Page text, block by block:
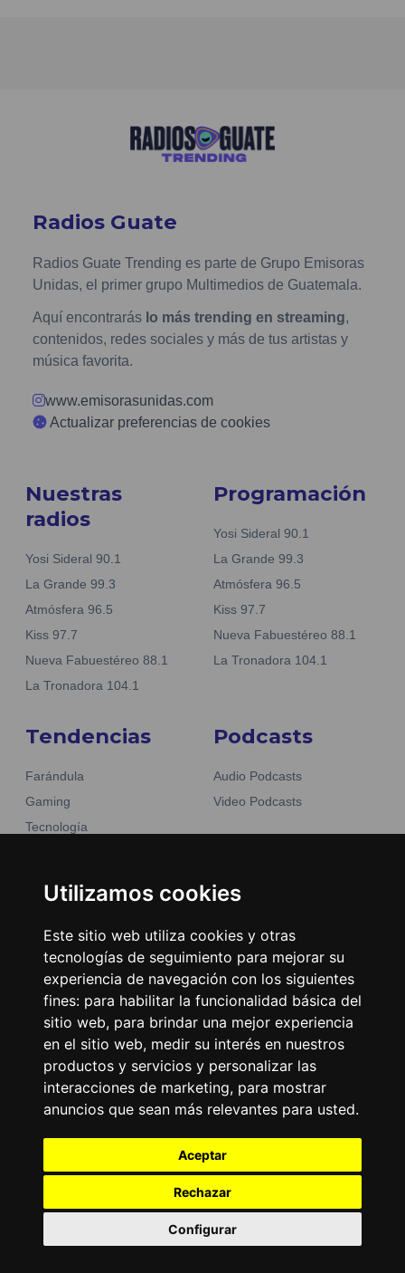
Utilizamos cookies
Este sitio web utiliza cookies y otras
tecnologías de seguimiento para mejorar su
experiencia de navegación con los siguientes
fines: para habilitar la funcionalidad básica del
sitio web, para brindar una mejor experiencia
en el sitio web, medir su interés en nuestros
productos y servicios y personalizar las
interacciones de marketing, para mostrar
anuncios que sean más relevantes para usted.
Aceptar
Rechazar
Configurar
Radios Guate
Radios Guate Trending es parte de Grupo Emisoras
Unidas, el primer grupo Multimedios de Guatemala.
Aquí encontrarás lo más trending en streaming,
contenidos, redes sociales y más de tus artistas y
música favorita.
www.emisorasunidas.com
Actualizar preferencias de cookies
Nuestras
radios
Yosi Sideral 90.1
La Grande 99.3
Atmósfera 96.5
Kiss 97.7
Nueva Fabuestéreo 88.1
La Tronadora 104.1
Programación
Yosi Sideral 90.1
La Grande 99.3
Atmósfera 96.5
Kiss 97.7
Nueva Fabuestéreo 88.1
La Tronadora 104.1
Tendencias
Farándula
Gaming
Tecnología
Noticias
Podcasts
Audio Podcasts
Video Podcasts
Emisoras Unidas
Encuéntranos
Contacto
Términos y condiciones
Directorio
Grupo Emisoras Unidas
desarrollo porwww.dast.cl